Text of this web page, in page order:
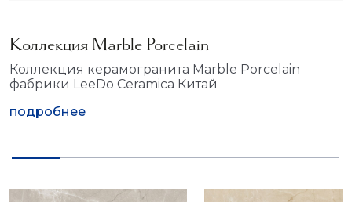
Коллекция Marble Porcelain
Коллекция керамогранита Marble Porcelain
фабрики LeeDo Ceramica Китай
подробнее